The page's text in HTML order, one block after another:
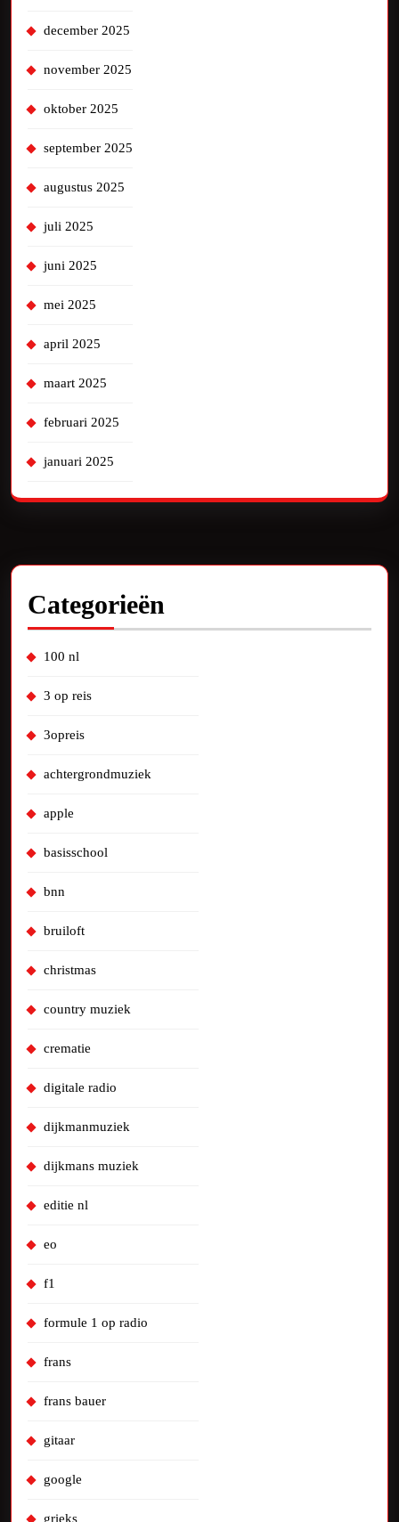
december 2025
november 2025
oktober 2025
september 2025
augustus 2025
juli 2025
juni 2025
mei 2025
april 2025
maart 2025
februari 2025
januari 2025
Categorieën
100 nl
3 op reis
3opreis
achtergrondmuziek
apple
basisschool
bnn
bruiloft
christmas
country muziek
crematie
digitale radio
dijkmanmuziek
dijkmans muziek
editie nl
eo
f1
formule 1 op radio
frans
frans bauer
gitaar
google
grieks